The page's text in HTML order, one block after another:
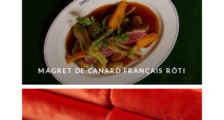
MAGRET DE CANARD FRANÇAIS RÔTI